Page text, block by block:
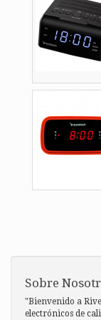
Sobre
"Bienvenido a
electrónicos de